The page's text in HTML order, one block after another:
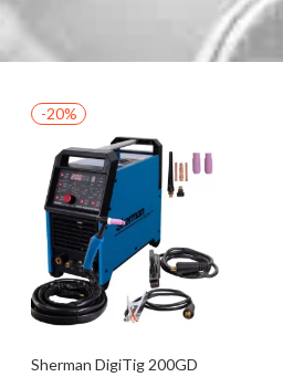
-20%
Sherman DigiTig 200GD